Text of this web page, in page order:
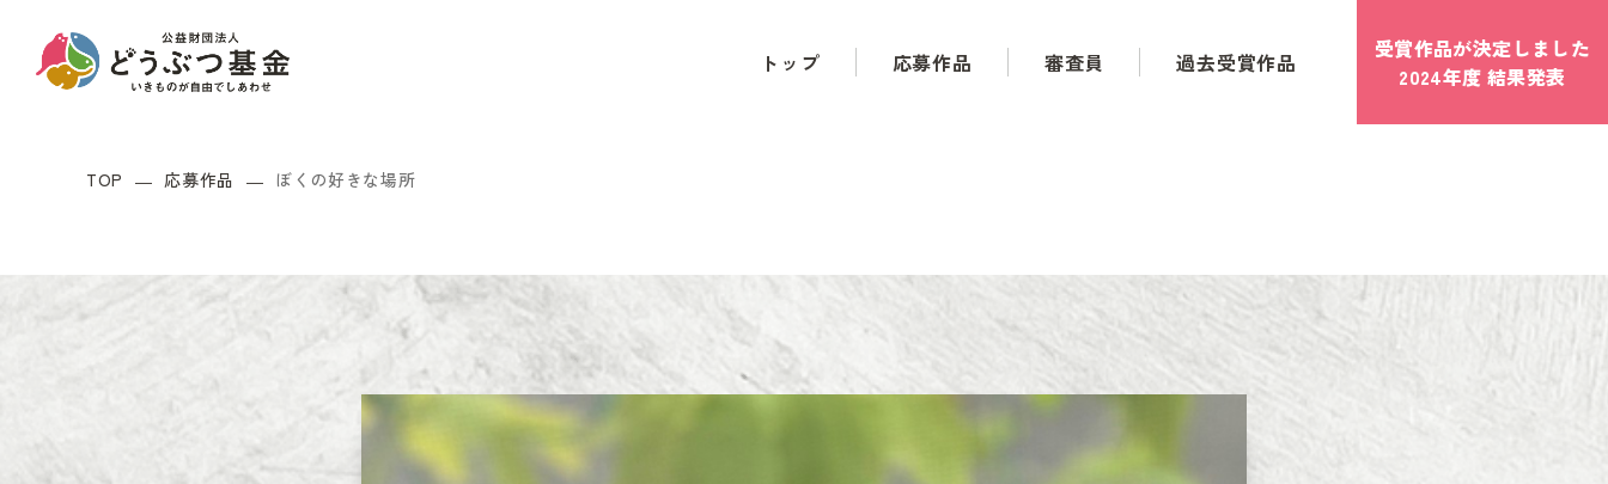
トップ 応募作品 審査員 過去受賞作品
受賞作品が決定しました
2024年度 結果発表
TOP 応募作品 ぼくの好きな場所